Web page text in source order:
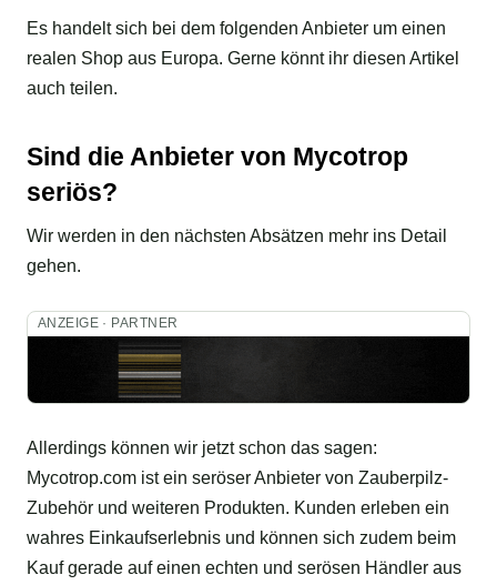
Es handelt sich bei dem folgenden Anbieter um einen
realen Shop aus Europa. Gerne könnt ihr diesen Artikel
auch teilen.
Sind die Anbieter von Mycotrop
seriös?
Wir werden in den nächsten Absätzen mehr ins Detail
gehen.
ANZEIGE · PARTNER
Allerdings können wir jetzt schon das sagen:
Mycotrop.com ist ein seröser Anbieter von Zauberpilz-
Zubehör und weiteren Produkten. Kunden erleben ein
wahres Einkaufserlebnis und können sich zudem beim
Kauf gerade auf einen echten und serösen Händler aus